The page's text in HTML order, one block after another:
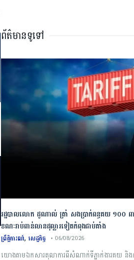
ព័ត៌មានទូទៅ
រដ្ឋបាលលោក ដូណាល់ ត្រាំ សងប្រាក់ពន្ធគយ ១០០ ព
ខណៈរាប់ពាន់លានដុល្លារទៀតកំពុងជាប់គាំង
ព្រឹត្តិការណ៍, សេដ្ឋកិច្ច • 06/08/2026
យោងតាមឯកសារតុលាការពីសំណាក់ទីភ្នាក់ងារគយ និងកា